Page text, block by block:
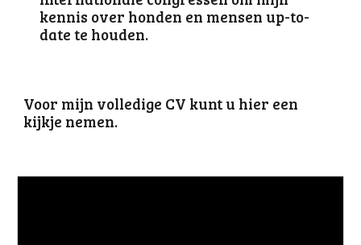
kennis over honden en mensen up-to-
date te houden.
Voor mijn volledige CV kunt u hier een
kijkje nemen.